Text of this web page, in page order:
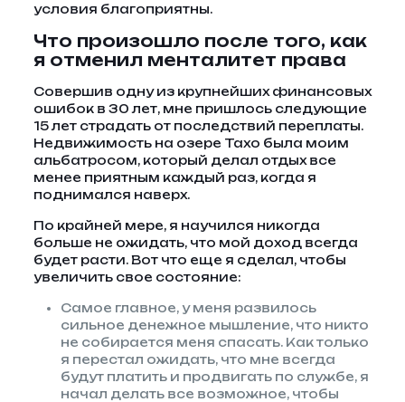
условия благоприятны.
Что произошло после того, как
я отменил менталитет права
Совершив одну из крупнейших финансовых
ошибок в 30 лет, мне пришлось следующие
15 лет страдать от последствий переплаты.
Недвижимость на озере Тахо была моим
альбатросом, который делал отдых все
менее приятным каждый раз, когда я
поднимался наверх.
По крайней мере, я научился никогда
больше не ожидать, что мой доход всегда
будет расти. Вот что еще я сделал, чтобы
увеличить свое состояние:
Самое главное, у меня развилось
сильное денежное мышление, что никто
не собирается меня спасать. Как только
я перестал ожидать, что мне всегда
будут платить и продвигать по службе, я
начал делать все возможное, чтобы